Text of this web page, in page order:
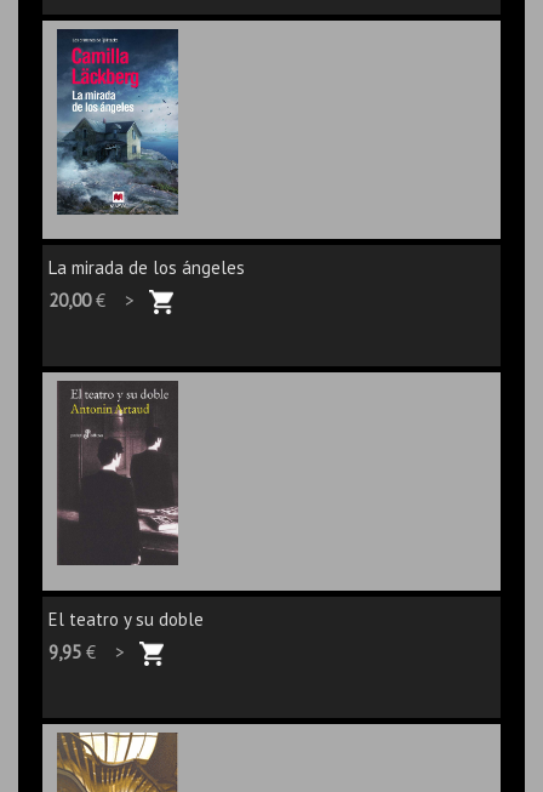
La mirada de los ángeles
20,00€ >
El teatro y su doble
9,95 € >